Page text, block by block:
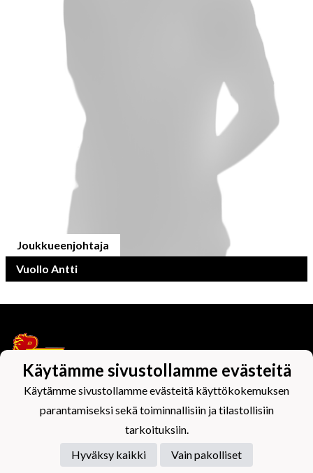
Joukkueenjohtaja
Vuollo Antti
Tietosuojaseloste
Käytämme sivustollamme evästeitä
Käytämme sivustollamme evästeitä käyttökokemuksen
parantamiseksi sekä toiminnallisiin ja tilastollisiin
tarkoituksiin.
Hyväksy kaikki
Vain pakolliset